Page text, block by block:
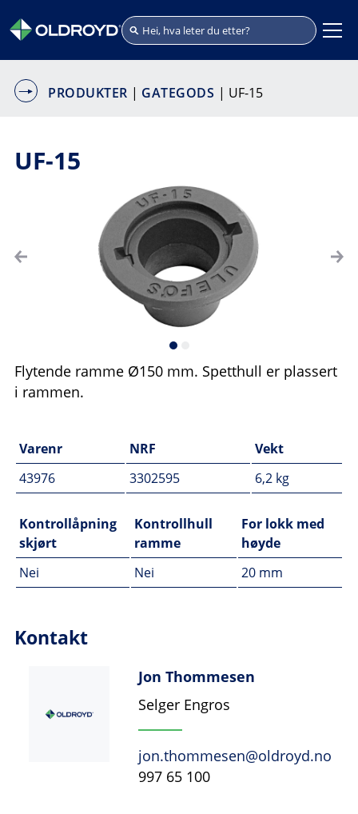
PRODUKTER | GATEGODS | UF-15
UF-15
Flytende ramme Ø150 mm. Spetthull er plassert
i rammen.
Varenr NRF
Vekt
43976
3302595 6,2 kg
Kontrollåpning
skjørt
Kontrollhull
ramme
For lokk med
høyde
Nei
Nei 20 mm
Kontakt
Jon Thommesen
Selger Engros
jon.thommesen@oldroyd.no
997 65 100